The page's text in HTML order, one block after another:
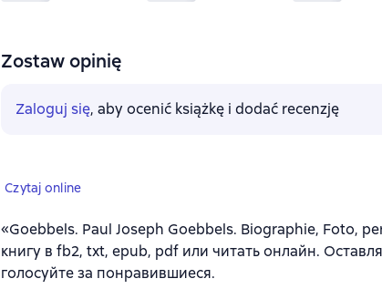
Zostaw opinię
Zaloguj się, aby ocenić książkę i dodać recenzję
Czytaj online
«Goebbels. Paul Joseph Goebbels. Biographie, Foto,
книгу в fb2, txt, epub, pdf или читать онлайн.
голосуйте за понравившиеся.